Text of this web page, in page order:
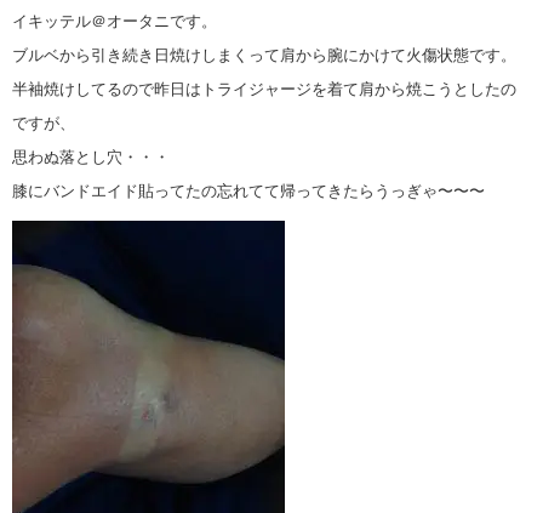
イキッテル＠オータニです。
ブルベから引き続き日焼けしまくって肩から腕にかけて火傷状態です。
半袖焼けしてるので昨日はトライジャージを着て肩から焼こうとしたの
ですが、
思わぬ落とし穴・・・
膝にバンドエイド貼ってたの忘れてて帰ってきたらうっぎゃ〜〜〜